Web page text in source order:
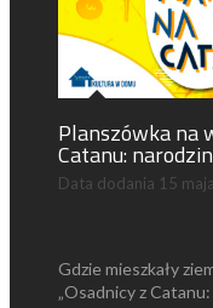
Planszówka na
Catanu:
Data dodania 15
Gdzie mieszkały
„Osadnicy z